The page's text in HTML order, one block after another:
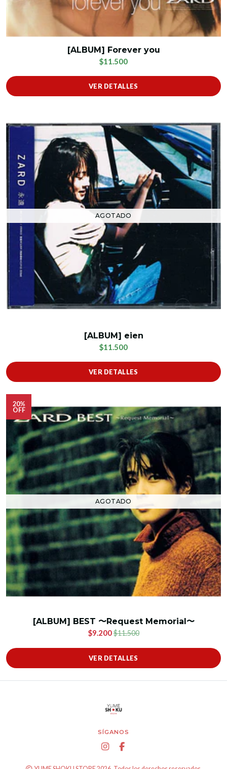
[ALBUM] Forever you
$11.500
VER DETALLES
AGOTADO
[ALBUM] eien
$11.500
VER DETALLES
20%
OFF
AGOTADO
[ALBUM] BEST 〜Request Memorial〜
$9.200$11.500
VER DETALLES
SÍGANOS